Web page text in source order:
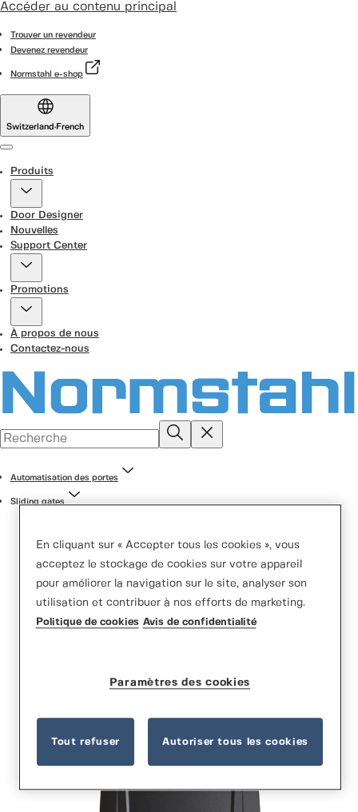
Accéder au contenu principal
Trouver un revendeur
Devenez revendeur
Normstahl e-shop
Switzerland ·French
Produits
Door Designer
Nouvelles
Support Center
Promotions
À propos de nous
Contactez-nous
Automatisation des portes
Sliding gates
En cliquant sur « Accepter tous les cookies », vous
acceptez le stockage de cookies sur votre appareil
pour améliorer la navigation sur le site, analyser son
utilisation et contribuer à nos efforts de marketing.
Politique de cookies Avis de confidentialité
Paramètres des cookies
Tout refuser Autoriser tous les cookies